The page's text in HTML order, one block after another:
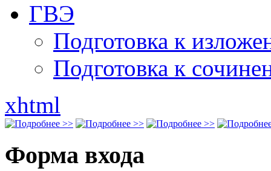
ГВЭ
Подготовка к
Подготовка к
xhtml
Форма входа